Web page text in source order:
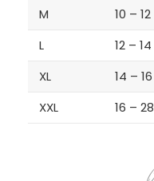
M
10 – 12
L
12 – 14
XL
14 – 16
XXL
16 – 28